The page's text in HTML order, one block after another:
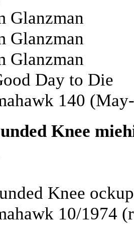
Glanzman
Glanzman
Glanzman
Day to Die
140
Knee
Knee
10/1974